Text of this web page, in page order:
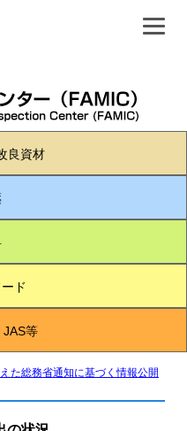
良資材
ド
JAS等
た総務省通知に基づく情報公開